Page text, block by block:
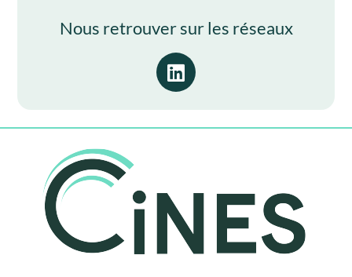
Nous retrouver sur les réseaux